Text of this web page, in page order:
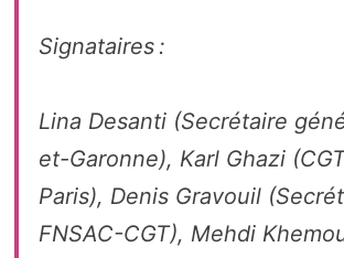
Signataires :
Lina Desanti (Secrétaire
et-Garonne), Karl Ghazi
Paris), Denis Gravouil
FNSAC-CGT), Mehdi